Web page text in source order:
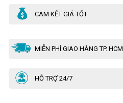
CAM KẾT GIÁ TỐT
MIỄN PHÍ GIAO HÀNG TP. HCM
HỖ TRỢ 24/7